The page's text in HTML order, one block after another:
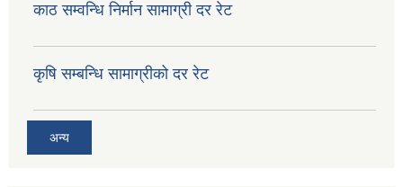
काठ सम्वन्धि निर्मान सामाग्री दर रेट
कृषि सम्बन्धि सामाग्रीको दर रेट
अन्य